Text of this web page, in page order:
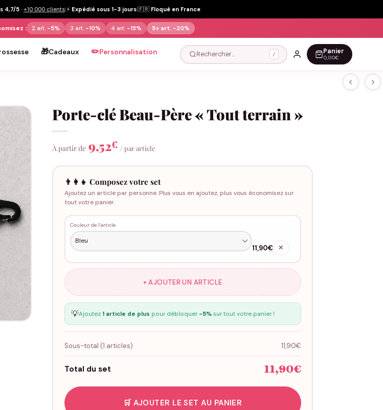
4,7/5 · +10 000 clients|⚡ Expédié sous 1-3 jours|🇫🇷 Floqué en France
: 2 art. -5% 3 art. -10% 4 art. -15% 5+ art. -20%
🎁Cadeaux ✏️Personnalisation Rechercher… / Panier
0,00€
Porte-clé Beau-Père « Tout terrain »
À partir de 9,52€ / par article
👨‍👩‍👧 Composez votre set
Ajoutez un article par personne. Plus vous en ajoutez, plus vous économisez sur
tout votre panier.
Couleur de l'article
11,90€ ✕
+ AJOUTER UN ARTICLE
💡Ajoutez 1 article de plus pour débloquer -5%sur tout votre panier !
Sous-total (1 articles) 11,90€
Total du set 11,90€
🛒 AJOUTER LE SET AU PANIER